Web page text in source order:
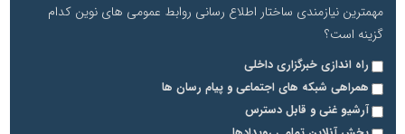
مهمترین نیازمندی ساختار اطلاع رسانی روابط عمومی های نوین کدام
گزینه است؟
راه اندازی خبرگزاری داخلی
همراهی شبکه های اجتماعی و پیام رسان ها
آرشیو غنی و قابل دسترس